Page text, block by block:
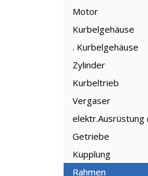
Motor
Kurbelgehäuse
. Kurbelgehäuse
Zylinder
Kurbeltrieb
Vergaser
elektr.Ausrüstung
Getriebe
Kupplung
Rahmen